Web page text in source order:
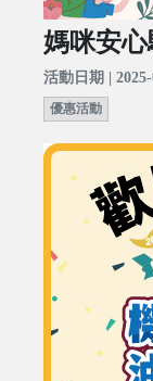
媽咪安心
活動日期 |
優惠活動